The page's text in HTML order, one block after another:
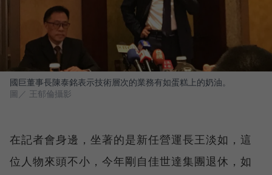
國巨董事長陳泰銘表示技術層次的業務有如蛋糕上的奶油。
圖／ 王郁倫攝影
在記者會身邊，坐著的是新任營運長王淡如，這
位人物來頭不小，今年剛自佳世達集團退休，如